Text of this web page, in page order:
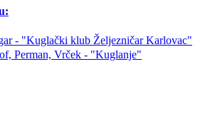
- "Kuglački klub Željezničar Karlovac"
Perman, Vrček - "Kuglanje"